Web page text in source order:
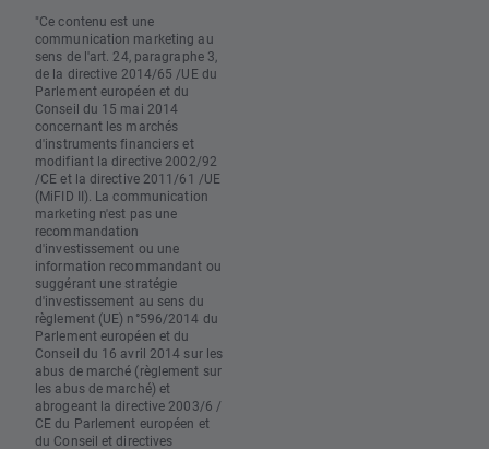
"Ce contenu est une
communication marketing au
sens de l'art. 24, paragraphe 3,
de la directive 2014/65 /UE du
Parlement européen et du
Conseil du 15 mai 2014
concernant les marchés
d'instruments financiers et
modifiant la directive 2002/92
/CE et la directive 2011/61 /UE
(MiFID II). La communication
marketing n'est pas une
recommandation
d'investissement ou une
information recommandant ou
suggérant une stratégie
d'investissement au sens du
règlement (UE) n°596/2014 du
Parlement européen et du
Conseil du 16 avril 2014 sur les
abus de marché (règlement sur
les abus de marché) et
abrogeant la directive 2003/6 /
CE du Parlement européen et
du Conseil et directives